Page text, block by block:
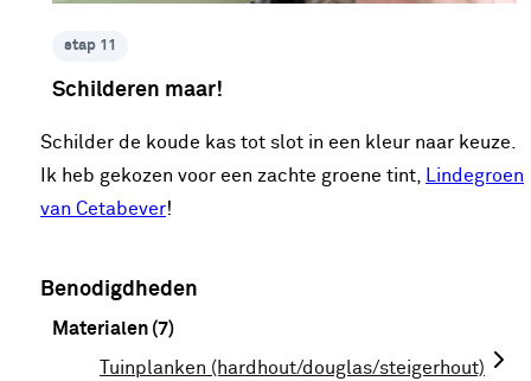
stap 11
Schilderen maar!
Schilder de koude kas tot slot in een kleur naar keuze.
Ik heb gekozen voor een zachte groene tint, Lindegroen
van Cetabever!
Benodigdheden
Materialen (7)
Tuinplanken (hardhout/douglas/steigerhout)